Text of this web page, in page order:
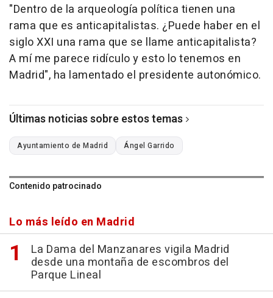
"Dentro de la arqueología política tienen una
rama que es anticapitalistas. ¿Puede haber en el
siglo XXI una rama que se llame anticapitalista?
A mí me parece ridículo y esto lo tenemos en
Madrid", ha lamentado el presidente autonómico.
Últimas noticias sobre estos temas
Ayuntamiento de Madrid Ángel Garrido
Contenido patrocinado
Lo más leído en Madrid
La Dama del Manzanares vigila Madrid
desde una montaña de escombros del
Parque Lineal